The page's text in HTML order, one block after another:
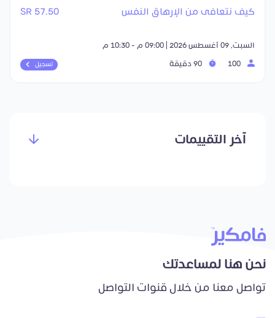
كيف نتعافى من الإرهاق النفس 57.50 SR
السبت, 09 أغسطس 2026 | 09:00 م - 10:30 م
تسجيل
آخر التقييمات
نحن هنا لمساعدتك
تواصل معنا من خلال قنوات التواصل